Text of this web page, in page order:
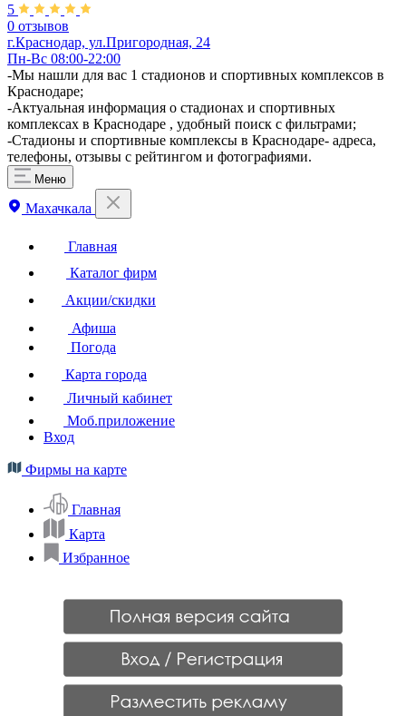
5
0 отзывов
г.Краснодар, ул.Пригородная, 24
Пн-Вс 08:00-22:00
-Мы нашли для вас 1 стадионов и спортивных комплексов в
Краснодаре;
-Актуальная информация о стадионах и спортивных
комплексах в Краснодаре , удобный поиск с фильтрами;
-Стадионы и спортивные комплексы в Краснодаре- адреса,
телефоны, отзывы с рейтингом и фотографиями.
Меню
Махачкала
Главная
Каталог фирм
Акции/скидки
Афиша
Погода
Карта города
Личный кабинет
Моб.приложение
Вход
Фирмы на карте
Главная
Карта
Избранное